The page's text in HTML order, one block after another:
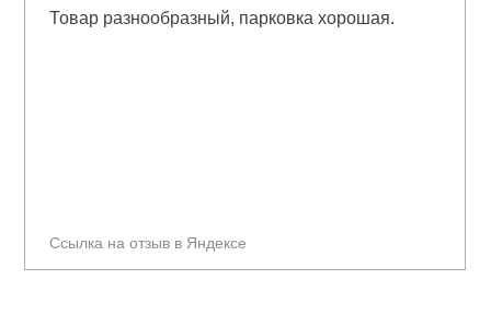
Ссылка на отзыв в Яндексе
Товар разнообразный, парковка хорошая.